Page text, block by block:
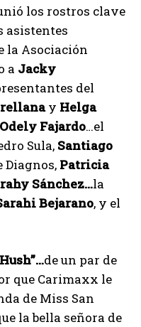
los rostros clave
asistentes
la Asociación
a Jacky
del
y Helga
Odely Fajardo…el
Sula, Santiago
Diagnos, Patricia
Sánchez…la
Bejarano, y el
Hush”…de un par de
que Carimaxx le
de Miss San
la bella señora de